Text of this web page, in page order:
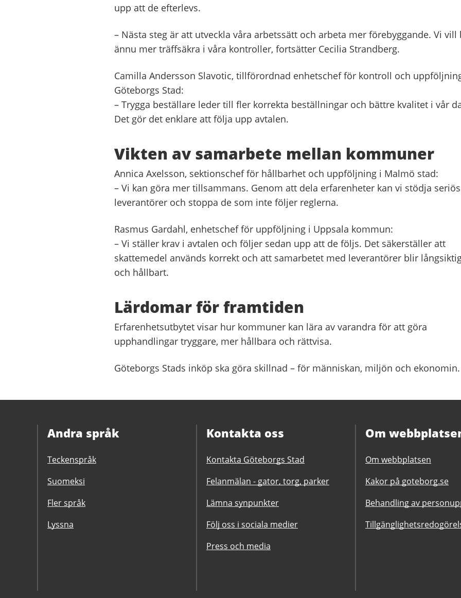
upp att de efterlevs.
– Nästa steg är att utveckla våra arbetssätt och arbeta mer förebyggande. Vi vill
ännu mer träffsäkra i våra kontroller, fortsätter Cecilia Strandberg.
Camilla Andersson Slavotic, tillförordnad enhetschef för kontroll och
Göteborgs Stad:
– Trygga beställare leder till fler korrekta beställningar och bättre kvalitet i vår
Det gör det enklare att följa upp avtalen.
Vikten av samarbete mellan kommuner
Annica Axelsson, sektionschef för hållbarhet och uppföljning i Malmö stad:
– Vi kan göra mer tillsammans. Genom att dela erfarenheter kan vi stödja
leverantörer och stoppa de som inte följer reglerna.
Rasmus Gardahl, enhetschef för uppföljning i Uppsala kommun:
– Vi ställer krav i avtalen och följer sedan upp att de följs. Det säkerställer att
skattemedel används korrekt och att samarbetet med leverantörer blir
och hållbart.
Lärdomar för framtiden
Erfarenhetsutbytet visar hur kommuner kan lära av varandra för att göra
upphandlingar tryggare, mer hållbara och rättvisa.
Göteborgs Stads inköp ska göra skillnad – för människan, miljön och ekonomin.
Andra språk
Teckenspråk
Suomeksi
Fler språk
Lyssna
Kontakta oss
Kontakta Göteborgs Stad
Felanmälan - gator, torg, parker
Lämna synpunkter
Följ oss i sociala medier
Press och media
Om
Om webbplatsen
Kakor på goteborg.se
Behandling av